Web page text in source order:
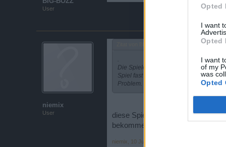
Opted
I want
Opted
I want
of my
was
Opted
User
niemix
User
Die Spieler warten bereits seit ca. 2
Spiel fast Alles erreicht haben.
Problem.
diese Spieler/in sollten ohne
bekommen gleichzeitig eine neue
niemix 10 Juni 2017